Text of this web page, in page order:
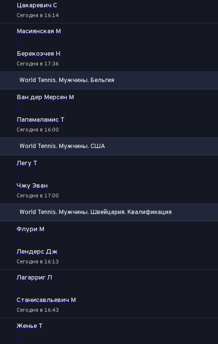
Цакаревич С
Сегодня в 16:14
Масиянская М
-
Берекоэчея Н
Сегодня в 17:36
World Tennis. Мужчины. Бельгия
Ван дер Мерсен М
-
Папамаламис Т
Сегодня в 16:00
World Tennis. Мужчины. США
Легу Т
-
Чжу Эван
Сегодня в 17:00
World Tennis. Мужчины. Швейцария. Квалификация
Флури М
-
Лендерс Дж
Сегодня в 16:13
Лагарриг Л
-
Станисавльевич М
Сегодня в 16:43
Женье Т
-